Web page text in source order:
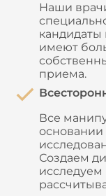
Наши
кандидаты
имеют
приема.
Все
основании
Создаем
исследуем